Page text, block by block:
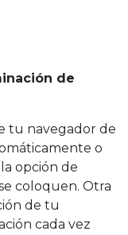
de
tu navegador de
o
opción de
coloquen. Otra
de tu
cada vez